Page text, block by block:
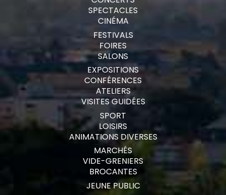
SPECTACLES
CINÉMA
FESTIVALS
FOIRES
SALONS
EXPOSITIONS
CONFÉRENCES
ATELIERS
VISITES GUIDÉES
SPORT
LOISIRS
ANIMATIONS DIVERSES
MARCHÉS
VIDE-GRENIERS
BROCANTES
JEUNE PUBLIC